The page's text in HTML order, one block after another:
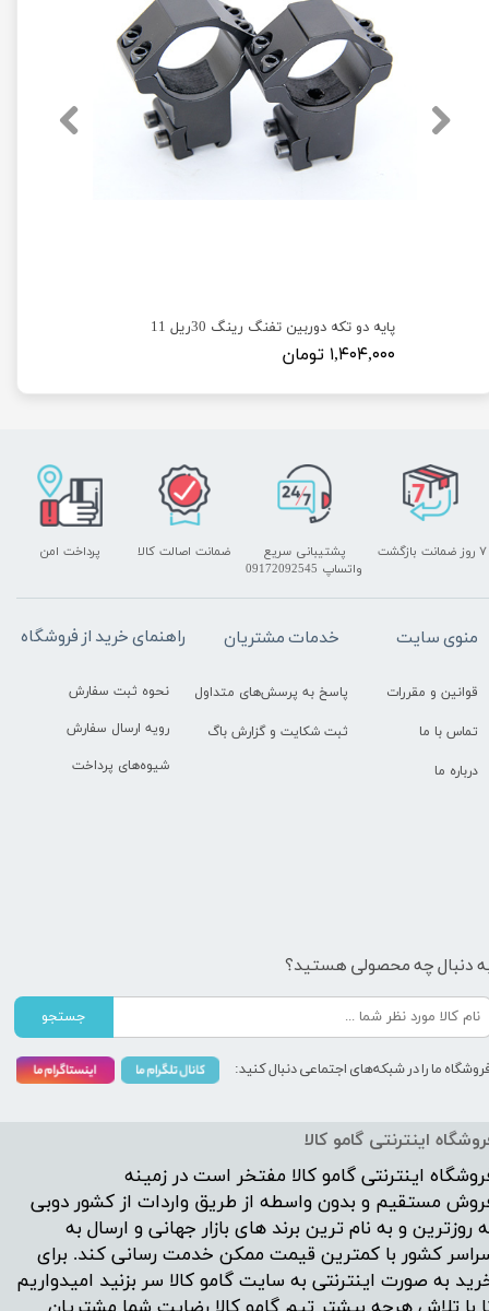
پایه دو تکه دوربین تفنگ رینگ 30ریل 11
۱,۴۰۴,۰۰۰ تومان
اینترنتی گامو کالا
اینترنتی گامو کالا مفتخر است در زمینه
مستقیم و بدون واسطه از طریق واردات از کشور دوبی
روزترین و به نام ترین برند های بازار جهانی و ارسال به
کشور با کمترین قیمت ممکن خدمت رسانی کند. برای
به صورت اینترنتی به سایت گامو کالا سر بزنید امیدواریم
پشتیبانی سریع
واتساپ 09172092545
پرداخت امن ۷ روز ضمانت بازگشت ضمانت اصالت کالا
راهنمای خرید از فروشگاه
نحوه ثبت سفارش
رویه ارسال سفارش
شیوه‌های پرداخت
خدمات مشتریان
پاسخ به پرسش‌های متداول
ثبت شکایت و گزارش باگ
منوی سایت
قوانین و مقررات
تماس با ما
درباره ما
دنبال چه محصولی هستید؟
جستجو
ما را در شبکه‌های اجتماعی دنبال کنید: